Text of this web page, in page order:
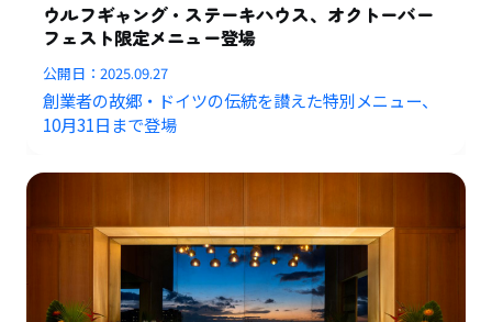
ウルフギャング・ステーキハウス、オクトーバー
フェスト限定メニュー登場
公開日：2025.09.27
創業者の故郷・ドイツの伝統を讃えた特別メニュー、
10月31日まで登場